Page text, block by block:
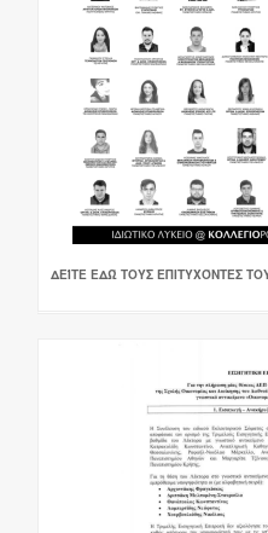
ΔΕΊΤΕ ΕΔΏ ΤΟΥΣ ΕΠΙΤΥΧΌΝΤΕΣ